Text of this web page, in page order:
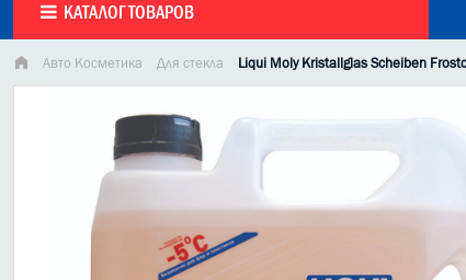
КАТАЛОГ ТОВАРОВ
Авто Косметика Для стекла Liqui Moly Kristallglas Scheiben